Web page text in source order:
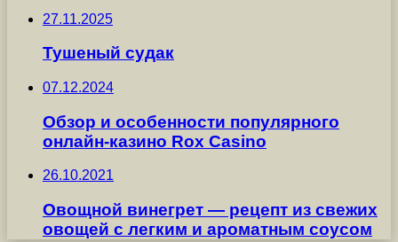
27.11.2025
Тушеный судак
07.12.2024
Обзор и особенности популярного
онлайн-казино Rox Casino
26.10.2021
Овощной винегрет — рецепт из свежих
овощей с легким и ароматным соусом